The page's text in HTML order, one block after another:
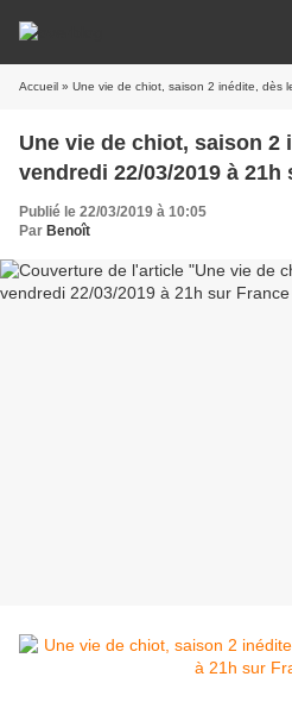
Accueil » Une vie de chiot, saison 2 inédite, dès le
Une vie de chiot, saison 2
vendredi 22/03/2019 à 21h
Publié le 22/03/2019 à 10:05
Par Benoît